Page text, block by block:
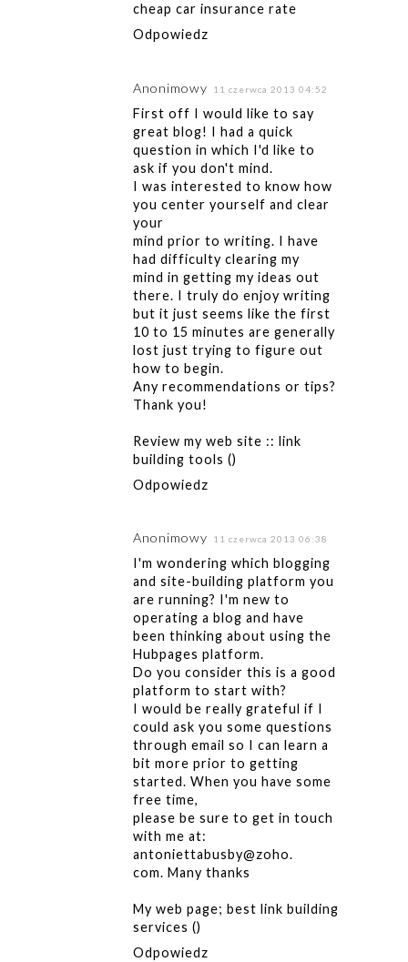
cheap car insurance rate
Odpowiedz
Anonimowy 11 czerwca 2013 04:52
First off I would like to say
great blog! I had a quick
question in which I'd like to
ask if you don't mind.
I was interested to know how
you center yourself and clear
your
mind prior to writing. I have
had difficulty clearing my
mind in getting my ideas out
there. I truly do enjoy writing
but it just seems like the first
10 to 15 minutes are generally
lost just trying to figure out
how to begin.
Any recommendations or tips?
Thank you!
Review my web site :: link
building tools ()
Odpowiedz
Anonimowy 11 czerwca 2013 06:38
I'm wondering which blogging
and site-building platform you
are running? I'm new to
operating a blog and have
been thinking about using the
Hubpages platform.
Do you consider this is a good
platform to start with?
I would be really grateful if I
could ask you some questions
through email so I can learn a
bit more prior to getting
started. When you have some
free time,
please be sure to get in touch
with me at:
antoniettabusby@zoho.
com. Many thanks
My web page; best link building
services ()
Odpowiedz